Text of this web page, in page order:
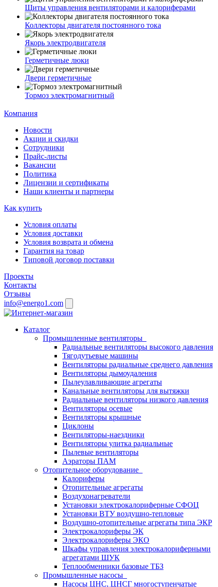
Щиты управления вентиляторами и калориферами
Коллекторы двигателя постоянного тока
Якорь электродвигателя
Герметичные люки
Двери герметичные
Тормоз электромагнитный
Компания
Новости
Акции и скидки
Сотрудники
Прайс-листы
Вакансии
Политика
Лицензии и сертификаты
Наши клиенты и партнеры
Как купить
Условия оплаты
Условия доставки
Условия возврата и обмена
Гарантия на товар
Типовой договор поставки
Проекты
Контакты
Отзывы
info@energo1.com
Каталог
Промышленные вентиляторы
Радиальные вентиляторы высокого давления
Тягодутьевые машины
Вентиляторы радиальные среднего давления
Вентиляторы дымоудаления
Пылеулавливающие агрегаты
Канальные вентиляторы для вытяжки
Радиальные вентиляторы низкого давления
Вентиляторы осевые
Вентиляторы крышные
Циклоны
Вентиляторы-наездники
Вентиляторы улитка радиальные
Пылевые вентиляторы
Аэраторы ПАМ
Отопительное оборудование
Калориферы
Отопительные агрегаты
Воздухонагреватели
Установки электрокалориферные СФОЦ
Установки ВТУ воздушно-тепловые
Воздушно-отопительные агрегаты типа ЭКР
Электрокалориферы ЭК
Электрокалориферы ЭКО
Шкафы управления электрокалориферными
агрегатами ШУК
Теплообменники базовые ТБЗ
Промышленные насосы
Насосы ЦНС, ЦНСГ многоступенчатые